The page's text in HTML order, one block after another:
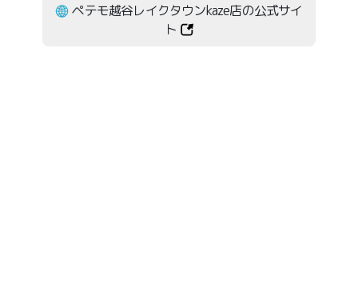
ペテモ越谷レイクタウンkaze店の公式サイ
ト